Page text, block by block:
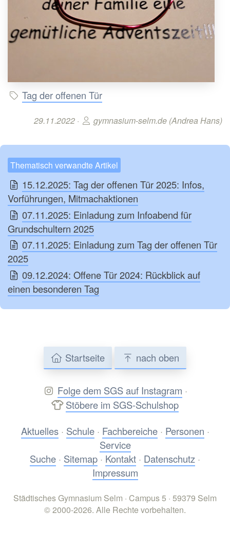
Tag der offenen Tür
29.11.2022 · gymnasium-selm.de (Andrea Hans)
Thematisch verwandte Artikel
15.12.2025: Tag der offenen Tür 2025: Infos,
Vorführungen, Mitmachaktionen
07.11.2025: Einladung zum Infoabend für
Grundschultern 2025
07.11.2025: Einladung zum Tag der offenen Tür
2025
09.12.2024: Offene Tür 2024: Rückblick auf
einen besonderen Tag
Startseite nach oben
Folge dem SGS auf Instagram ·
Stöbere im SGS-Schulshop
Aktuelles· Schule· Fachbereiche· Personen ·
Service
Suche · Sitemap · Kontakt · Datenschutz ·
Impressum
Städtisches Gymnasium Selm · Campus 5 · 59379 Selm
© 2000-2026. Alle Rechte vorbehalten.